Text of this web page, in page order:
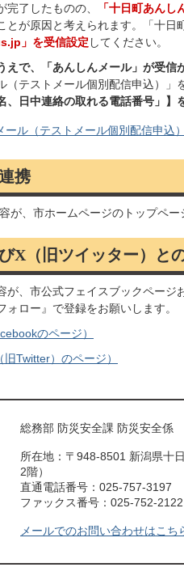
完了したものの、
「十日町あん
とが原因と考えられます。「十日
」を受信設定 してください。
えで、「あんしんメール」が受信
（テストメール個別配信申込）」
、日中連絡の取れる電話番号」】
ル（テストメール個別配信申込）
携
が、市ホームページのトップペー
X（旧ツイッター）と
が、市公式フェイスブックページ
ロー』で登録をお願いします。
のページ）
Twitter）のページ）
総務部 防災安全課 防災安全係
所在地：〒948-8501 新潟県十
2階）
直通電話番号：025-757-3197
ファックス番号：025-752-2122
メールでのお問い合わせはこち